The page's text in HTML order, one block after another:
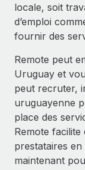
locale, soit
d’emploi
fournir des
Remote peut
Uruguay et
peut recruter,
uruguayenne
place des
Remote facilite
prestataires
maintenant